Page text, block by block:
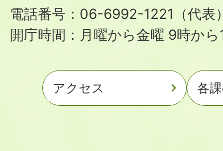
電話番号：06-6992-1221（代表
開庁時間：月曜から金曜 9時か
アクセス 各